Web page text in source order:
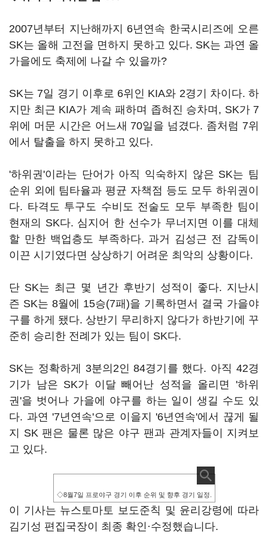
2007년부터 지난해까지 6년연속 한국시리즈에 오른
SK는 올해 고전을 면하지 못하고 있다. SK는 과연 올
가을에도 축제에 나갈 수 있을까?
SK는 7일 경기 이후로 6위인 KIA와 2경기 차이다. 하
지만 최근 KIA가 계속 패하며 좁혀진 승차며, SK가 7
위에 머문 시간은 어느새 70일을 넘겼다. 좀처럼 7위
에서 탈출을 하지 못하고 있다.
'하위권'이라는 단어가 아직 익숙하지 않은 SK는 팀
순위 외에 팀타율과 평균 자책점 등도 모두 하위권이
다. 타격도 투구도 수비도 전술도 모두 부족한 팀이
현재의 SK다. 심지어 한 선수가 무너지면 이를 대체
할 만한 백업층도 부족하다. 과거 김성근 전 감독이
이끈 시기였다면 상상하기 어려운 최악의 상황이다.
단 SK는 최근 몇 년간 후반기 성적이 좋다. 지난시
즌 SK는 8월에 15승(7패)을 기록하면서 결국 가을야
구를 하게 됐다. 상반기 무리하지 않다가 하반기에 꾸
준히 승리한 전례가 있는 팀이 SK다.
SK는 정확하게 3분의2인 84경기를 했다. 아직 42경
기가 남은 SK가 이달 빼어난 성적을 올리면 '하위
권'을 벗어나 가을에 야구를 하는 일이 생길 수도 있
다. 과연 '7년연속'으로 이을지 '6년연속'에서 끊게 될
지 SK 팬은 물론 많은 야구 팬과 관계자들이 지켜보
고 있다.
◇8월7일 프로야구 경기 이후 순위 및 향후 경기 일정.
이 기사는 뉴스토마토 보도준칙 및 윤리강령에 따라
김기성 편집국장이 최종 확인·수정했습니다.